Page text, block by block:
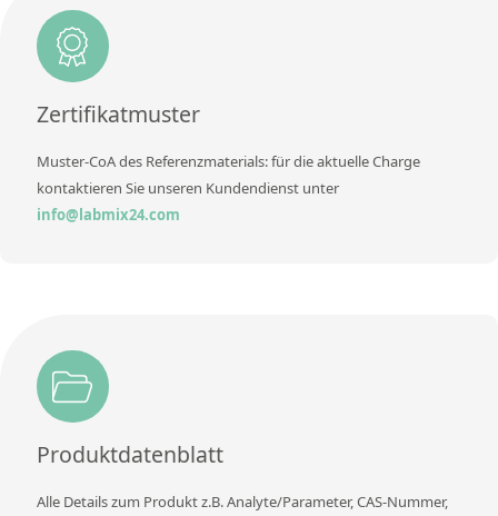
Zusätzliche Informationen
Methode
Zertifikatmuster
Muster-CoA des Referenzmaterials: für die aktuelle Charge
kontaktieren Sie unseren Kundendienst unter
info@labmix24.com
Produktdatenblatt
Alle Details zum Produkt z.B. Analyte/Parameter, CAS-Nummer,